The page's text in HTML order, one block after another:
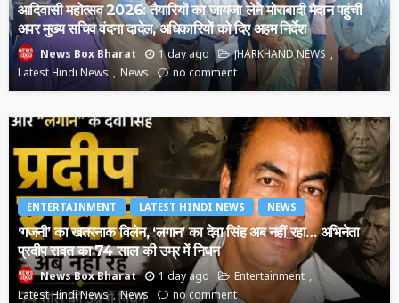
आदिवासी महोत्सव 2026: तैयारियों का जायजा लेने मोराबादी मैदान पहुंचीं
अपर मुख्य सचिव वंदना दादेल, अधिकारियों को दिए अहम निर्देश
News Box Bharat 1 day ago
JHARKHAND NEWS
Latest Hindi News
News no comment
ENTERTAINMENT LATEST HINDI NEWS NEWS
‘गजनी’ का खतरनाक विलेन, ‘लगान’ का देवा सिंह अब नहीं रहा… अभिनेता
प्रदीप रावत का 74 साल की उम्र में निधन
News Box Bharat 1 day ago
Entertainment
Latest Hindi News
News no comment